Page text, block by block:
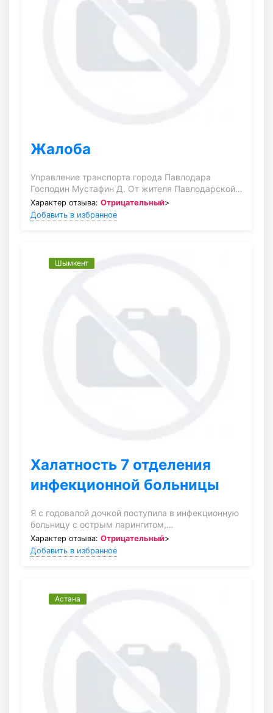
Жалоба
Управление транспорта города Павлодара
Господин Мустафин Д. От жителя Павлодарской…
Характер отзыва: Отрицательный>
Добавить в избранное
Шымкент
Халатность 7 отделения
инфекционной больницы
Я с годовалой дочкой поступила в инфекционную
больницу с острым ларингитом,…
Характер отзыва: Отрицательный>
Добавить в избранное
Астана